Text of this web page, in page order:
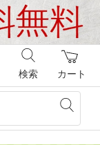
カート
検索